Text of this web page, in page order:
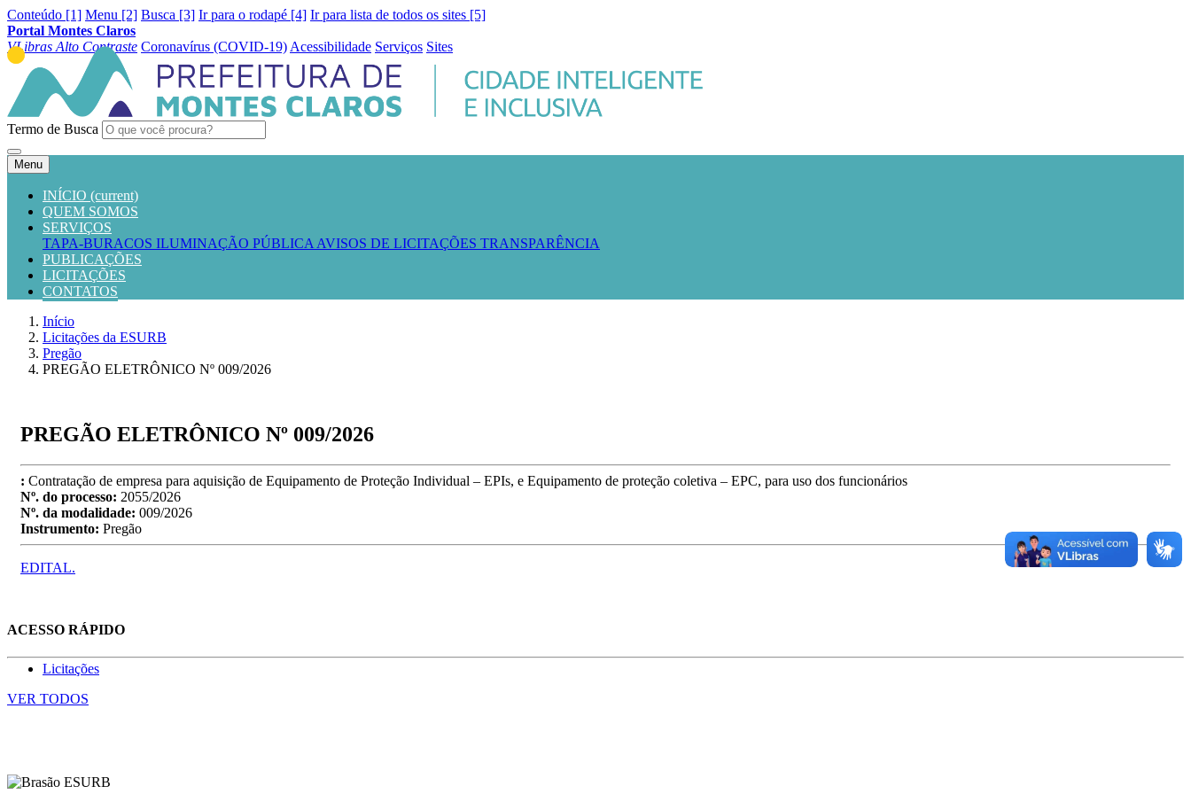
Conteúdo [1] Menu [2] Busca [3] Ir para o rodapé [4] Ir para lista de todos os sites [5]
Portal Montes Claros
VLibras Alto Contraste Coronavírus (COVID-19) Acessibilidade Serviços Sites
Termo de Busca
Menu
INÍCIO (current)
QUEM SOMOS
SERVIÇOS
TAPA-BURACOS ILUMINAÇÃO PÚBLICA AVISOS DE LICITAÇÕES TRANSPARÊNCIA
PUBLICAÇÕES
LICITAÇÕES
CONTATOS
Início
Licitações da ESURB
Pregão
PREGÃO ELETRÔNICO Nº 009/2026
PREGÃO ELETRÔNICO Nº 009/2026
: Contratação de empresa para aquisição de Equipamento de Proteção Individual – EPIs, e Equipamento de proteção coletiva – EPC, para uso dos funcionários
Nº. do processo: 2055/2026
Nº. da modalidade: 009/2026
Instrumento: Pregão
EDITAL.
ACESSO RÁPIDO
Licitações
VER TODOS